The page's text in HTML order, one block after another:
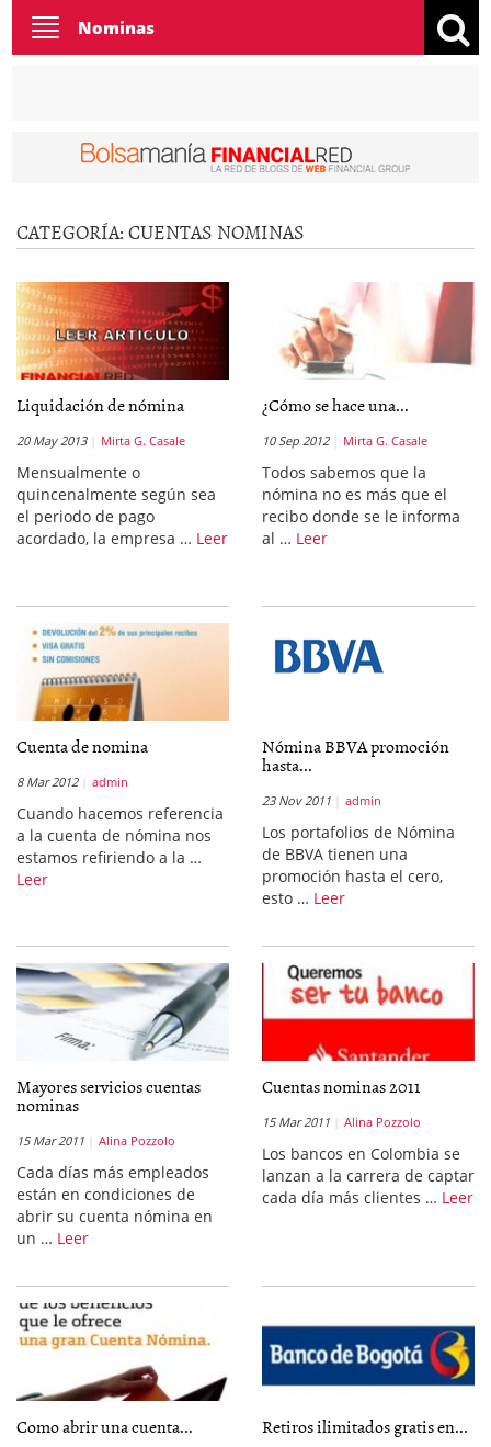
Toggle
navigation
Nominas
CATEGORÍA:CUENTAS NOMINAS
Liquidación de nómina
20 May 2013 Mirta G. Casale
Mensualmente o
quincenalmente según sea
el periodo de pago
acordado, la empresa … Leer
¿Cómo se hace una...
10 Sep 2012 Mirta G. Casale
Todos sabemos que la
nómina no es más que el
recibo donde se le informa
al … Leer
Cuenta de nomina
8 Mar 2012 admin
Cuando hacemos referencia
a la cuenta de nómina nos
estamos refiriendo a la …
Leer
Nómina BBVA promoción
hasta...
23 Nov 2011 admin
Los portafolios de Nómina
de BBVA tienen una
promoción hasta el cero,
esto … Leer
Mayores servicios cuentas
nominas
15 Mar 2011 Alina Pozzolo
Cada días más empleados
están en condiciones de
abrir su cuenta nómina en
un … Leer
Cuentas nominas 2011
15 Mar 2011 Alina Pozzolo
Los bancos en Colombia se
lanzan a la carrera de captar
cada día más clientes … Leer
Como abrir una cuenta... Retiros ilimitados gratis en...